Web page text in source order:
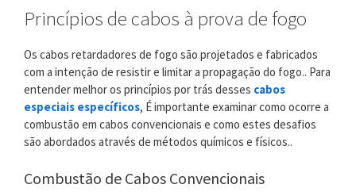
Princípios de cabos à prova de fogo
Os cabos retardadores de fogo são projetados e fabricados
com a intenção de resistir e limitar a propagação do fogo.. Para
entender melhor os princípios por trás desses cabos
especiais específicos, É importante examinar como ocorre a
combustão em cabos convencionais e como estes desafios
são abordados através de métodos químicos e físicos..
Combustão de Cabos Convencionais